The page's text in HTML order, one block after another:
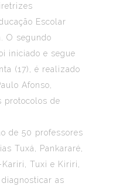
Escolar
O segundo
iniciado e segue
(17), é realizado
Afonso,
protocolos de
de 50 professores
Tuxá, Pankararé,
Tuxi e Kiriri,
as